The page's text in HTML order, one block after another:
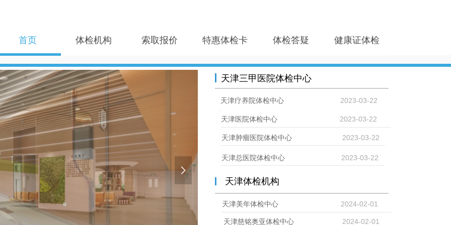
首页 体检机构 索取报价 特惠体检卡 体检答疑 健康证体检
넲
天津三甲医院体检中心
天津体检机构
天津疗养院体检中心 2023-03-22
天津医院体检中心 2023-03-22
天津美年体检中心 2024-02-01
天津慈铭奥亚体检中心 2024-02-01
天津肿瘤医院体检中心 2023-03-22
天津总医院体检中心 2023-03-22